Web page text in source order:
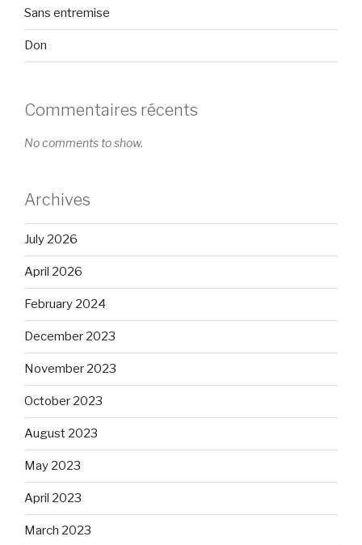
Sans entremise
Don
Commentaires récents
No comments to show.
Archives
July 2026
April 2026
February 2024
December 2023
November 2023
October 2023
August 2023
May 2023
April 2023
March 2023